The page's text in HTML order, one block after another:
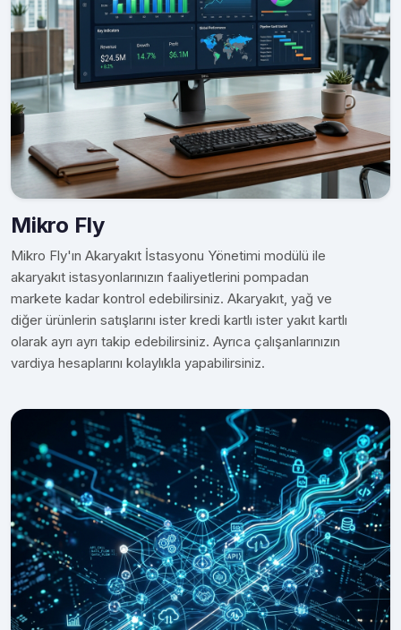
Mikro Fly
Mikro Fly'ın Akaryakıt İstasyonu Yönetimi modülü ile
akaryakıt istasyonlarınızın faaliyetlerini pompadan
markete kadar kontrol edebilirsiniz. Akaryakıt, yağ ve
diğer ürünlerin satışlarını ister kredi kartlı ister yakıt kartlı
olarak ayrı ayrı takip edebilirsiniz. Ayrıca çalışanlarınızın
vardiya hesaplarını kolaylıkla yapabilirsiniz.